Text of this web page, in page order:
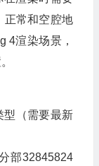
正常和空腔地
4渲染场景，
型（需要最新
部32845824